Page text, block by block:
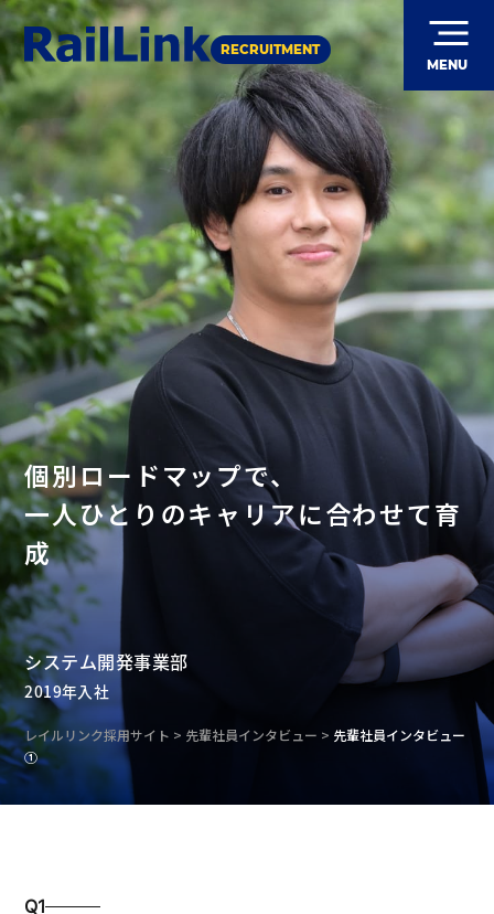
RECRUITMENT
MENU
個別ロードマップで、
一人ひとりのキャリアに合わせて育
成
システム開発事業部
2019年入社
レイルリンク採用サイト > 先輩社員インタビュー > 先輩社員インタビュー
①
Q1